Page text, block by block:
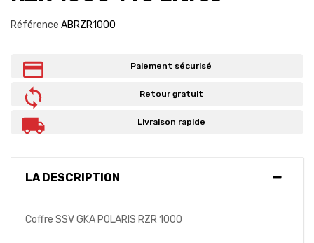
Référence ABRZR1000
Paiement sécurisé
Retour gratuit
Livraison rapide
LA DESCRIPTION
Coffre SSV GKA POLARIS RZR 1000